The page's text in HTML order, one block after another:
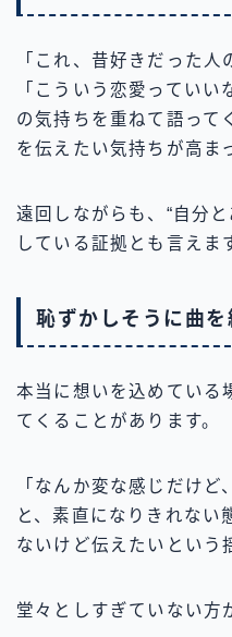
「これ、昔好きだった人
「こういう恋愛ってい
の気持ちを重ねて語って
を伝えたい気持ちが高ま
遠回しながらも、“自分
している証拠とも言えま
恥ずかしそうに曲を
本当に想いを込めている
てくることがあります。
「なんか変な感じだけ
と、素直になりきれない
ないけど伝えたいという
堂々としすぎていない方